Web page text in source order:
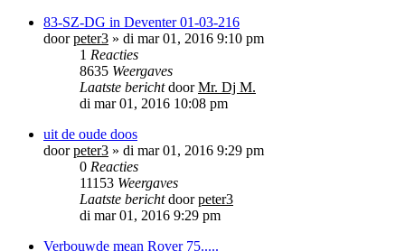
83-SZ-DG in Deventer 01-03-216
doorpeter3 » di mar 01, 2016 9:10 pm
1 Reacties
8635 Weergaves
Laatste berichtdoorMr. Dj M.
di mar 01, 2016 10:08 pm
uit de oude doos
doorpeter3 » di mar 01, 2016 9:29 pm
0 Reacties
11153 Weergaves
Laatste berichtdoorpeter3
di mar 01, 2016 9:29 pm
Verbouwde mean Rover 75.....